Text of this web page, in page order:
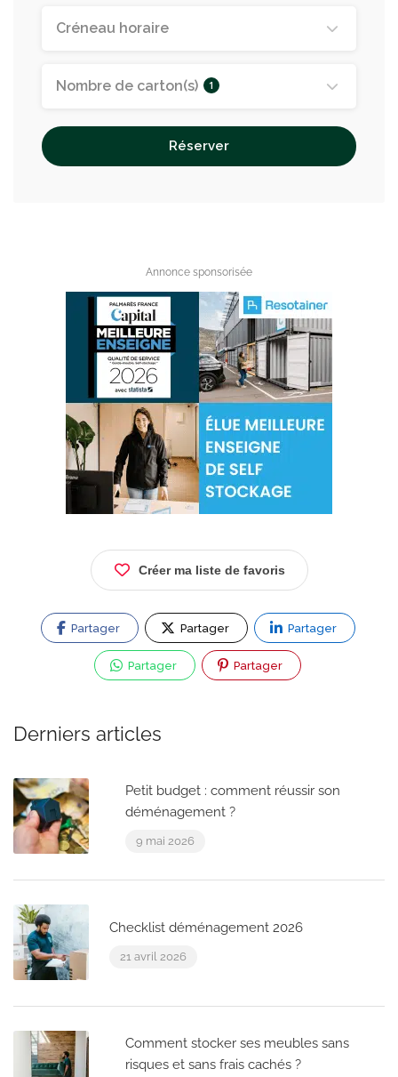
Créneau horaire
Nombre de carton(s) 1
Réserver
Annonce sponsorisée
Créer ma liste de favoris
Partager Partager Partager
Partager Partager
Derniers articles
Petit budget : comment réussir son
déménagement ?
9 mai 2026
Checklist déménagement 2026
21 avril 2026
Comment stocker ses meubles sans
risques et sans frais cachés ?